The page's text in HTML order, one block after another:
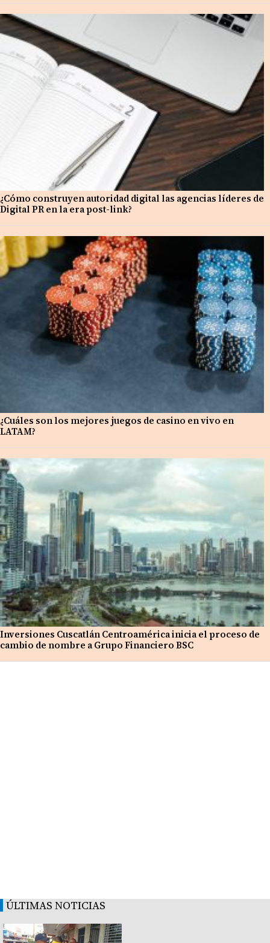
¿Cómo construyen autoridad digital las agencias líderes de
Digital PR en la era post-link?
¿Cuáles son los mejores juegos de casino en vivo en
LATAM?
Inversiones Cuscatlán Centroamérica inicia el proceso de
cambio de nombre a Grupo Financiero BSC
ÚLTIMAS NOTICIAS